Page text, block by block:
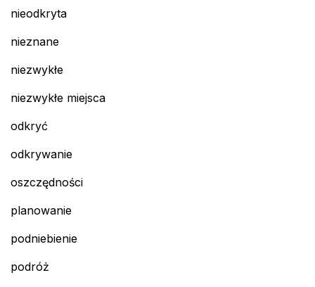
nieodkryta
nieznane
niezwykłe
niezwykłe miejsca
odkryć
odkrywanie
oszczędności
planowanie
podniebienie
podróż